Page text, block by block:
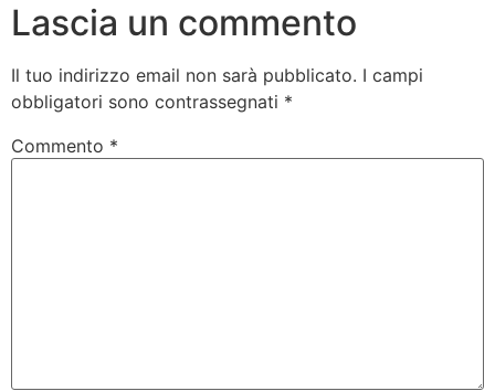
Lascia un commento
Il tuo indirizzo email non sarà pubblicato. I campi
obbligatori sono contrassegnati *
Commento *